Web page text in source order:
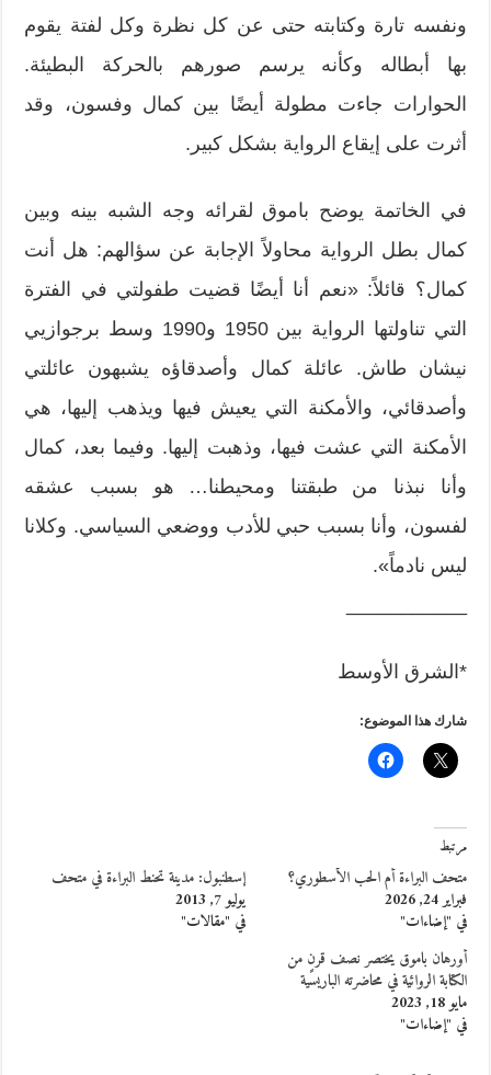
ونفسه تارة وكتابته حتى عن كل نظرة وكل لفتة يقوم
بها أبطاله وكأنه يرسم صورهم بالحركة البطيئة.
الحوارات جاءت مطولة أيضًا بين كمال وفسون، وقد
أثرت على إيقاع الرواية بشكل كبير.
في الخاتمة يوضح باموق لقرائه وجه الشبه بينه وبين
كمال بطل الرواية محاولاً الإجابة عن سؤالهم: هل أنت
كمال؟ قائلاً: «نعم أنا أيضًا قضيت طفولتي في الفترة
التي تناولتها الرواية بين 1950 و1990 وسط برجوازيي
نيشان طاش. عائلة كمال وأصدقاؤه يشبهون عائلتي
وأصدقائي، والأمكنة التي يعيش فيها ويذهب إليها، هي
الأمكنة التي عشت فيها، وذهبت إليها. وفيما بعد، كمال
وأنا نبذنا من طبقتنا ومحيطنا… هو بسبب عشقه
لفسون، وأنا بسبب حبي للأدب ووضعي السياسي. وكلانا
ليس نادماً».
*الشرق الأوسط
شارك هذا الموضوع:
مرتبط
متحف البراءة أم الحب الأسطوري؟
فبراير 24, 2026
في "إضاءات"
إسطنبول: مدينة تحنط البراءة في متحف
يوليو 7, 2013
في "مقالات"
أورهان باموق يختصر نصف قرنٍ من
الكتابة الروائية في محاضرته الباريسية
مايو 18, 2023
في "إضاءات"